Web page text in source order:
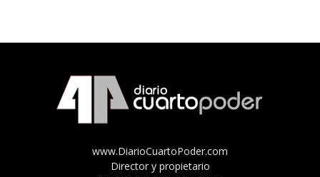
www.DiarioCuartoPoder.com
Director y propietario